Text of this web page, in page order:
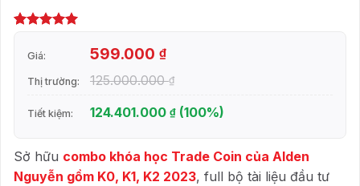
dựa trên
đánh giá
Giá: 599.000 ₫
Thị trường: 125.000.000₫
Tiết kiệm: 124.401.000 ₫ (100%)
Sở hữu combo khóa học Trade Coin của Alden
Nguyễn gồm K0, K1, K2 2023, full bộ tài liệu đầu tư